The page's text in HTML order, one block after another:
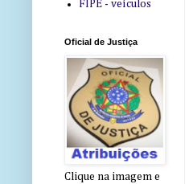
FIPE - veículos
Oficial de Justiça
Clique na imagem e